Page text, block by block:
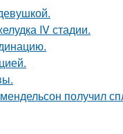
IV стадии.
получил